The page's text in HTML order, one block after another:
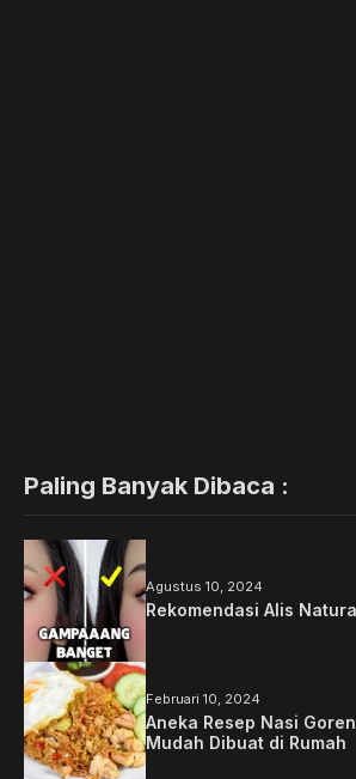
Paling Banyak Dibaca :
Agustus 10, 2024
Rekomendasi Alis
Februari 10, 2024
Aneka Resep Nasi
Mudah Dibuat di Rumah